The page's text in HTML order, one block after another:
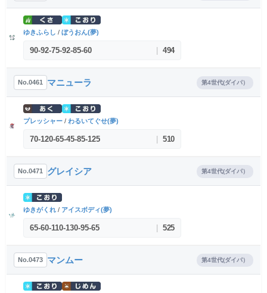
ゆきふらし / ぼうおん(夢)
90-92-75-92-85-60 494
No.0461 マニューラ 第4世代(ダイパ）
プレッシャー / わるいてぐせ(夢)
70-120-65-45-85-125 510
No.0471 グレイシア 第4世代(ダイパ）
ゆきがくれ / アイスボディ(夢)
65-60-110-130-95-65 525
No.0473 マンムー 第4世代(ダイパ）